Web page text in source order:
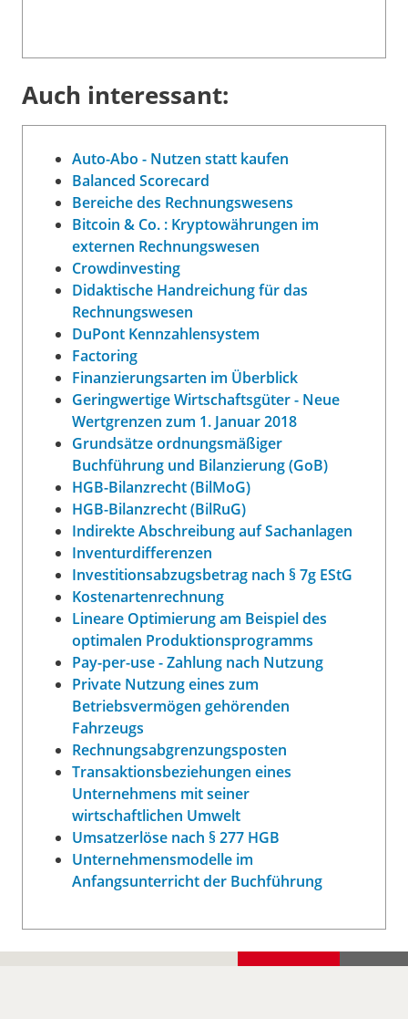
Auch interessant:
Auto-Abo - Nutzen statt kaufen
Balanced Scorecard
Bereiche des Rechnungswesens
Bitcoin & Co. : Kryptowährungen im
externen Rechnungswesen
Crowdinvesting
Didaktische Handreichung für das
Rechnungswesen
DuPont Kennzahlensystem
Factoring
Finanzierungsarten im Überblick
Geringwertige Wirtschaftsgüter - Neue
Wertgrenzen zum 1. Januar 2018
Grundsätze ordnungsmäßiger
Buchführung und Bilanzierung (GoB)
HGB-Bilanzrecht (BilMoG)
HGB-Bilanzrecht (BilRuG)
Indirekte Abschreibung auf Sachanlagen
Inventurdifferenzen
Investitionsabzugsbetrag nach § 7g EStG
Kostenartenrechnung
Lineare Optimierung am Beispiel des
optimalen Produktionsprogramms
Pay-per-use - Zahlung nach Nutzung
Private Nutzung eines zum
Betriebsvermögen gehörenden
Fahrzeugs
Rechnungsabgrenzungsposten
Transaktionsbeziehungen eines
Unternehmens mit seiner
wirtschaftlichen Umwelt
Umsatzerlöse nach § 277 HGB
Unternehmensmodelle im
Anfangsunterricht der Buchführung